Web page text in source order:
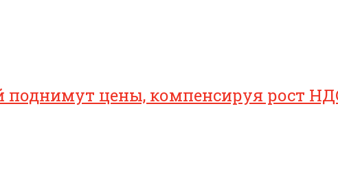
поднимут цены, компенсируя рост